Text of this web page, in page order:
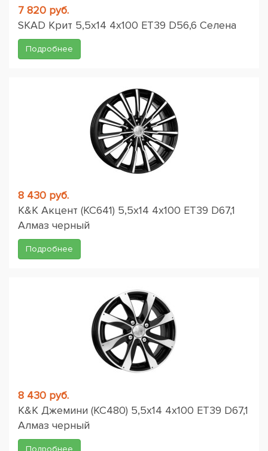
7 820 руб.
SKAD Крит 5,5x14 4x100 ET39 D56,6 Селена
Подробнее
8 430 руб.
K&K Акцент (КС641) 5,5x14 4x100 ET39 D67,1
Алмаз черный
Подробнее
8 430 руб.
K&K Джемини (КС480) 5,5x14 4x100 ET39 D67,1
Алмаз черный
Подробнее